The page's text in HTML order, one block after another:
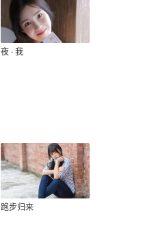
夜 · 我
跑步归来